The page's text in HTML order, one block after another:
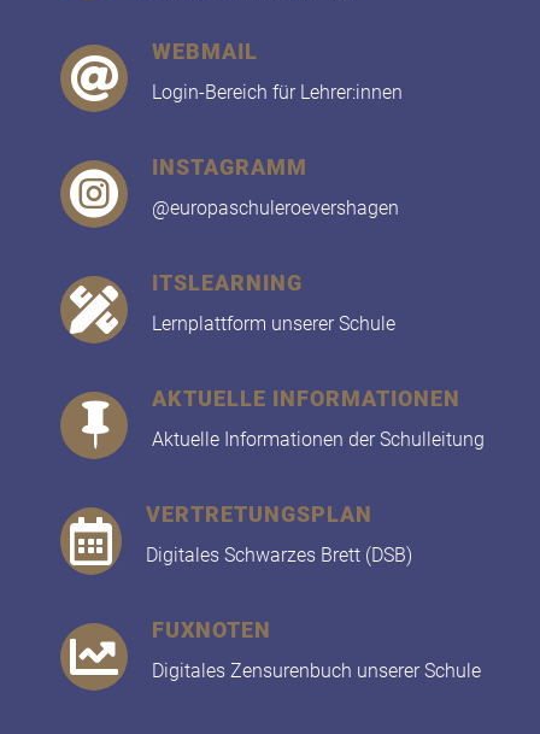

WEBMAIL
Login-Bereich für Lehrer:innen

INSTAGRAMM
@europaschuleroevershagen

ITSLEARNING
Lernplattform unserer Schule

AKTUELLE INFORMATIONEN
Aktuelle Informationen der Schulleitung

VERTRETUNGSPLAN
Digitales Schwarzes Brett (DSB)

FUXNOTEN
Digitales Zensurenbuch unserer Schule